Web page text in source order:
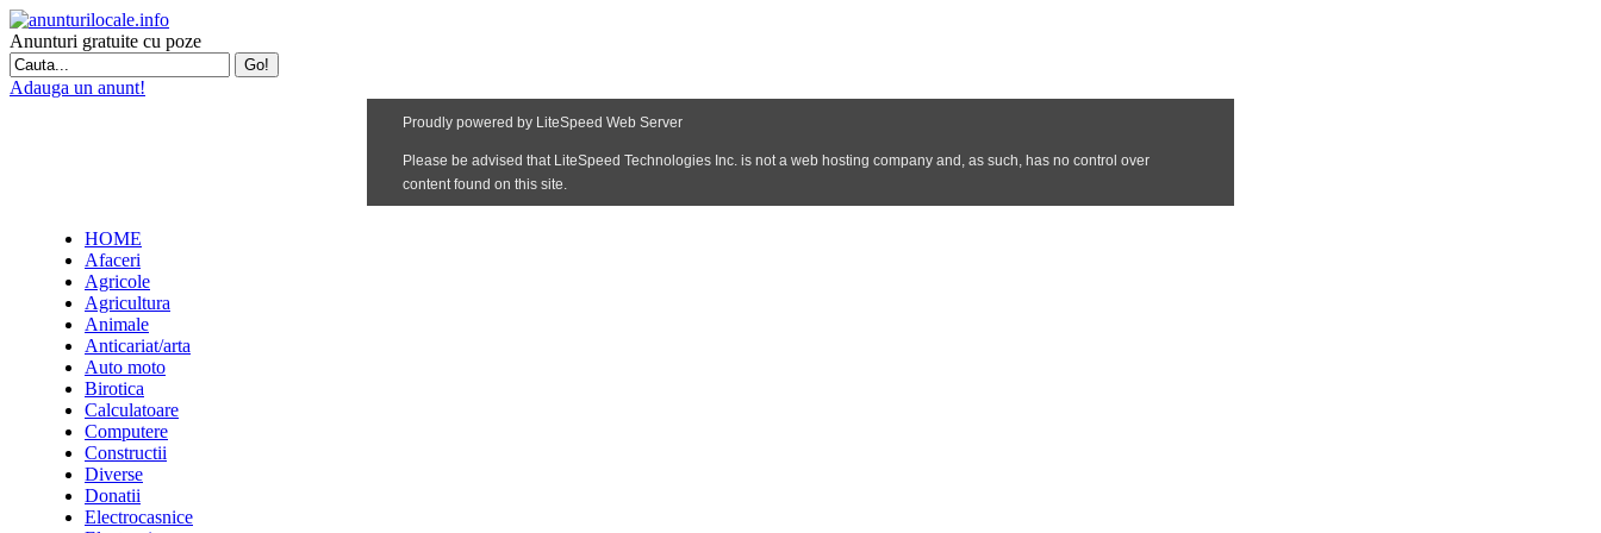
Anunturi gratuite cu poze
Adauga un anunt!
HOME
Afaceri
Agricole
Agricultura
Animale
Anticariat/arta
Auto moto
Birotica
Calculatoare
Computere
Constructii
Diverse
Donatii
Electrocasnice